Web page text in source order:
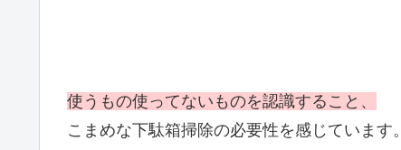
使うもの使ってないものを認識すること、
こまめな下駄箱掃除の必要性を感じています。